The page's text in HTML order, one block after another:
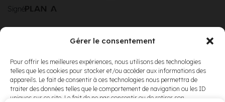
Gérer le consentement
Pour offrir les meilleures expériences, nous utilisons des technologies
telles que les cookies pour stocker et/ou accéder aux informations des
appareils. Le fait de consentir à ces technologies nous permettra de
traiter des données telles que le comportement de navigation ou les ID
uniques sur ce site. Le fait de ne pas consentir ou de retirer son
Signé
© Elora. Tous
droits réservés.
Voir nos
conditions
d’utilisationet
2005 av. de Bois-de-Boulogne, Laval QCH7N 0J7